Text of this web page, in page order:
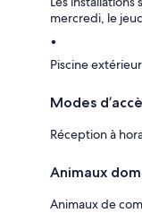
mercredi, le
Piscine
Modes
Réception à
Animaux
Animaux de